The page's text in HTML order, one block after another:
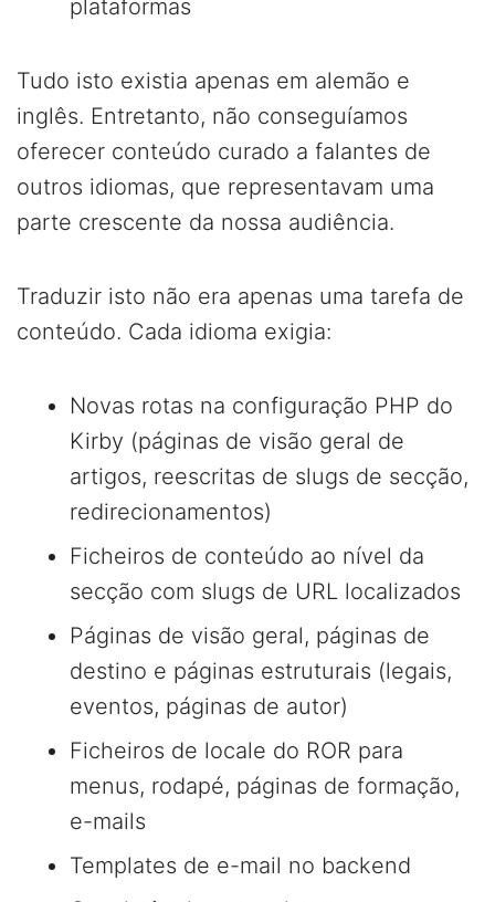
plataformas
Tudo isto existia apenas em alemão e
inglês. Entretanto, não conseguíamos
oferecer conteúdo curado a falantes de
outros idiomas, que representavam uma
parte crescente da nossa audiência.
Traduzir isto não era apenas uma tarefa de
conteúdo. Cada idioma exigia:
Novas rotas na configuração PHP do
Kirby (páginas de visão geral de
artigos, reescritas de slugs de secção,
redirecionamentos)
Ficheiros de conteúdo ao nível da
secção com slugs de URL localizados
Páginas de visão geral, páginas de
destino e páginas estruturais (legais,
eventos, páginas de autor)
Ficheiros de locale do ROR para
menus, rodapé, páginas de formação,
e-mails
Templates de e-mail no backend